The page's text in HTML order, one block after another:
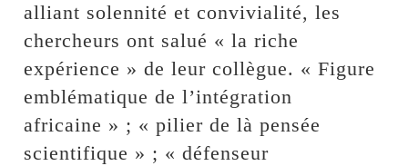
alliant solennité et convivialité, les
chercheurs ont salué « la riche
expérience » de leur collègue. « Figure
emblématique de l’intégration
africaine » ; « pilier de là pensée
scientifique » ; « défenseur